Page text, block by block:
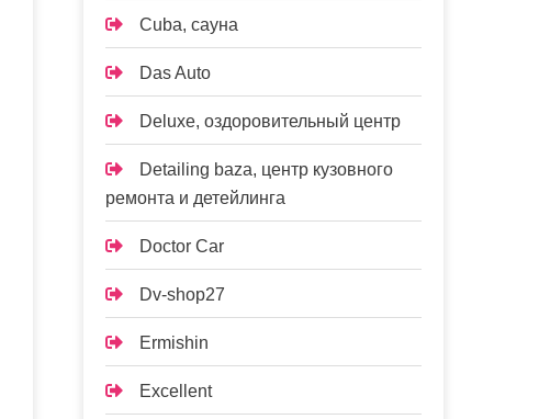
Cuba, сауна
Das Auto
Deluxe, оздоровительный центр
Detailing baza, центр кузовного
ремонта и детейлинга
Doctor Car
Dv-shop27
Ermishin
Excellent